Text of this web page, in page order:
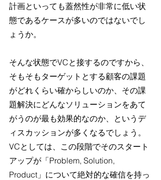
計画といっても蓋然性が非常に低い状
態であるケースが多いのではないでし
ょうか。
そんな状態でVCと接するのですから、
そもそもターゲットとする顧客の課題
がどれくらい確からしいのか、その課
題解決にどんなソリューションをあて
がうのが最も効果的なのか、というデ
ィスカッションが多くなるでしょう。
VCとしては、この段階でそのスタート
アップが「Problem, Solution,
Product」について絶対的な確信を持っ